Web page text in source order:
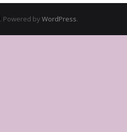
. Powered by WordPress.